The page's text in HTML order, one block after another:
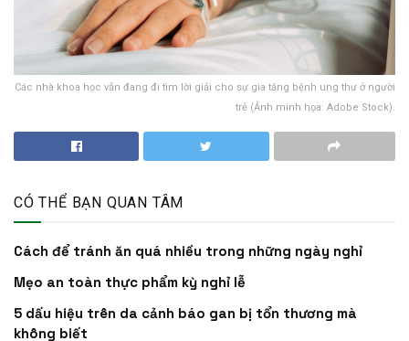
Các nhà khoa học vẫn đang đi tìm lời giải cho sự gia tăng bệnh ung thư ở người
trẻ (Ảnh minh họa: Adobe Stock).
CÓ THỂ BẠN QUAN TÂM
Cách để tránh ăn quá nhiều trong những ngày nghỉ
Mẹo an toàn thực phẩm kỳ nghỉ lễ
5 dấu hiệu trên da cảnh báo gan bị tổn thương mà
không biết